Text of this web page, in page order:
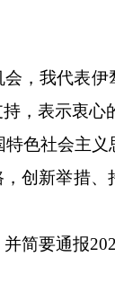
会，我代表伊
，表示衷心
色社会主
创新举措
并简要通报